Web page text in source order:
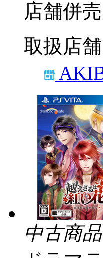
店舗併
取扱店舗
中古商品